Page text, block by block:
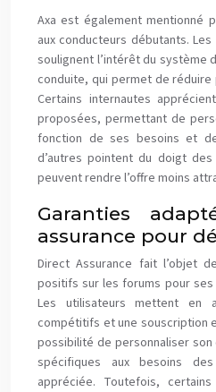
Axa est également mentionné
aux conducteurs débutants.
soulignent l’intérêt du système
conduite, qui permet de
Certains internautes
proposées, permettant de
fonction de ses besoins et
d’autres pointent du doigt
peuvent rendre l’offre moins
Garanties
assurance pour
Direct Assurance fait l’objet
positifs sur les forums pour
Les utilisateurs mettent en
compétitifs et une souscription
possibilité de personnaliser
spécifiques aux besoins
appréciée. Toutefois,